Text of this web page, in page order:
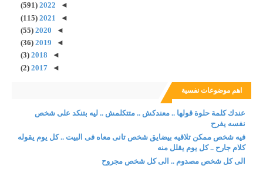
◄
2022
(591)
◄
2021
(115)
◄
2020
(55)
◄
2019
(36)
◄
2018
(3)
◄
2017
(2)
اهم موضوعات نفسية
عندك كلمة حلوة قولها .. معندكش .. متتكلمش .. ليه بتنكد على شخص
نفسه يفرح
فيه شخص ممكن تلاقيه بيضايق شخص تانى معاه فى البيت .. كل يوم يقوله
كلام جارح .. كل يوم يقلل منه
الى كل شخص مصدوم .. الى كل شخص مجروح